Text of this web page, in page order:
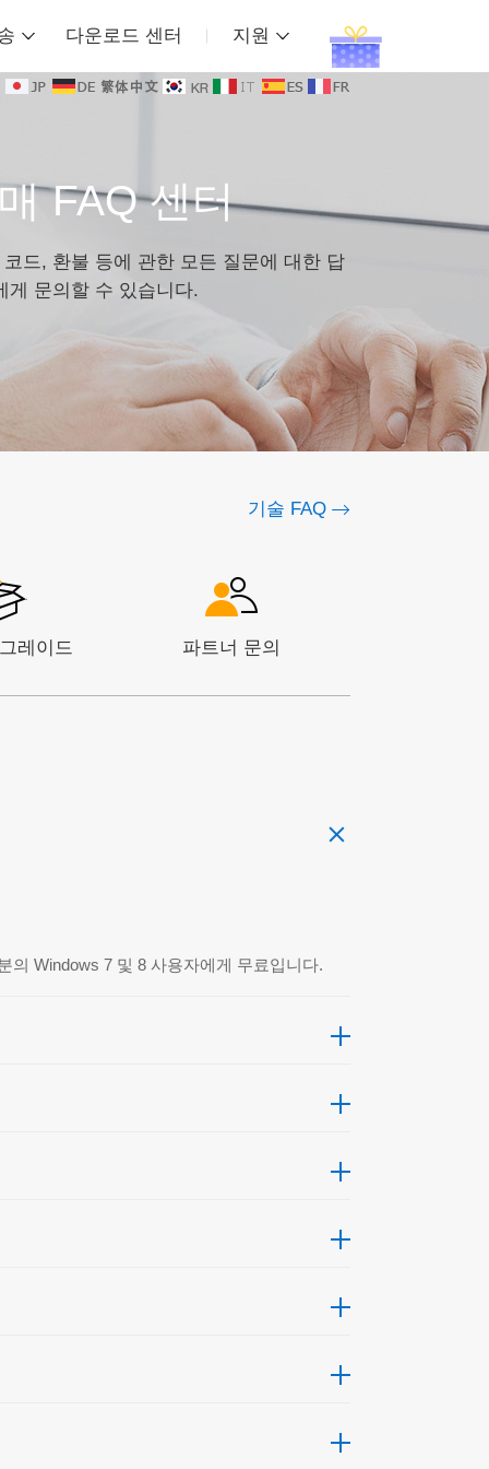
다운로드 센터 지원
FAQ 센터
드, 환불 등에 관한 모든 질문에 대한 답
게 문의할 수 있습니다.
기술 FAQ
레이드 파트너 문의
의 Windows 7 및 8 사용자에게 무료입니다.